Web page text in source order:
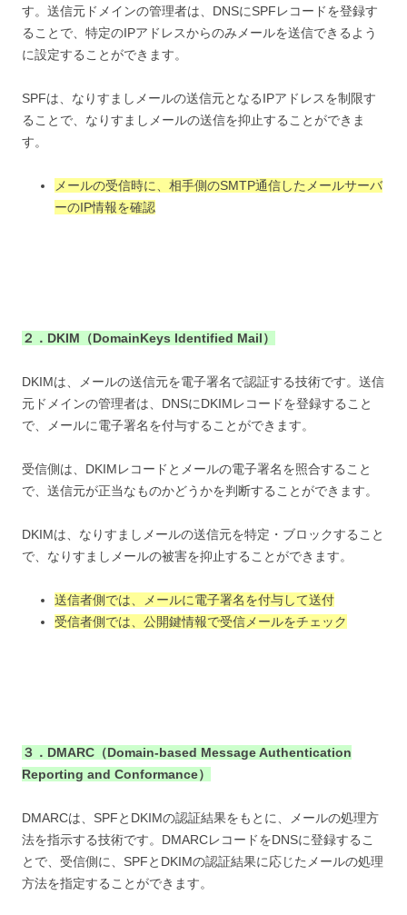
す。送信元ドメインの管理者は、DNSにSPFレコードを登録す
ることで、特定のIPアドレスからのみメールを送信できるよう
に設定することができます。
SPFは、なりすましメールの送信元となるIPアドレスを制限す
ることで、なりすましメールの送信を抑止することができま
す。
メールの受信時に、相手側のSMTP通信したメールサーバ
ーのIP情報を確認
２．DKIM（DomainKeys Identified Mail）
DKIMは、メールの送信元を電子署名で認証する技術です。送信
元ドメインの管理者は、DNSにDKIMレコードを登録すること
で、メールに電子署名を付与することができます。
受信側は、DKIMレコードとメールの電子署名を照合すること
で、送信元が正当なものかどうかを判断することができます。
DKIMは、なりすましメールの送信元を特定・ブロックすること
で、なりすましメールの被害を抑止することができます。
送信者側では、メールに電子署名を付与して送付
受信者側では、公開鍵情報で受信メールをチェック
３．DMARC（Domain-based Message Authentication
Reporting and Conformance）
DMARCは、SPFとDKIMの認証結果をもとに、メールの処理方
法を指示する技術です。DMARCレコードをDNSに登録するこ
とで、受信側に、SPFとDKIMの認証結果に応じたメールの処理
方法を指定することができます。